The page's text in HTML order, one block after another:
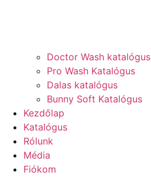
Doctor Wash katalógus
Pro Wash Katalógus
Dalas katalógus
Bunny Soft Katalógus
Kezdőlap
Katalógus
Rólunk
Média
Fiókom